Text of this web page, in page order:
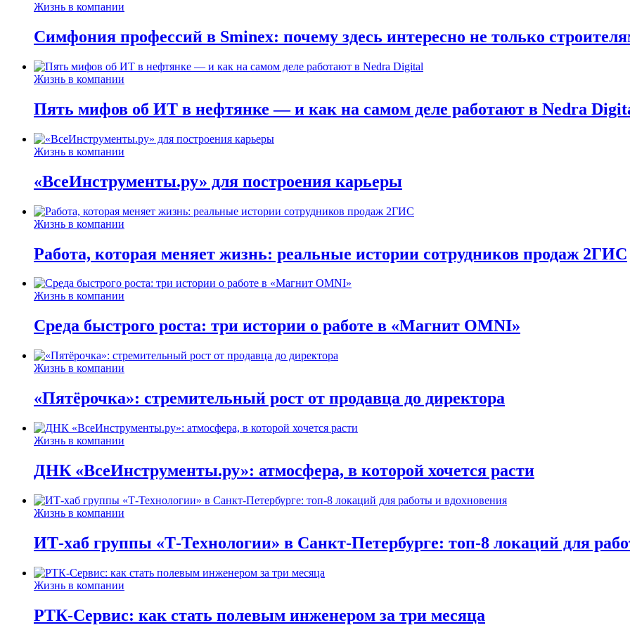
Жизнь в компании
Симфония профессий в Sminex: почему здесь интересно не только
Жизнь в компании
Пять мифов об ИТ в нефтянке — и как на самом деле работают в Nedra
Жизнь в компании
«ВсеИнструменты.ру» для построения карьеры
Жизнь в компании
Работа, которая меняет жизнь: реальные истории сотрудников продаж 2ГИС
Жизнь в компании
Среда быстрого роста: три истории о работе в «Магнит OMNI»
Жизнь в компании
«Пятёрочка»: стремительный рост от продавца до директора
Жизнь в компании
ДНК «ВсеИнструменты.ру»: атмосфера, в которой хочется расти
Жизнь в компании
ИТ-хаб группы «Т-Технологии» в Санкт-Петербурге: топ-8 локаций для
Жизнь в компании
РТК-Сервис: как стать полевым инженером за три месяца